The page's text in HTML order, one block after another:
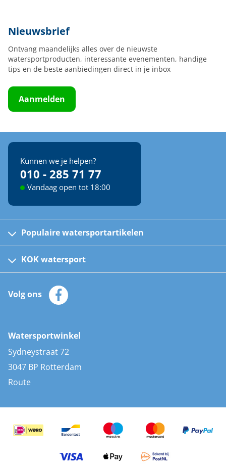
Nieuwsbrief
Ontvang maandelijks alles over de nieuwste
watersportproducten, interessante evenementen, handige
tips en de beste aanbiedingen direct in je inbox
Aanmelden
Kunnen we je helpen?
010 - 285 71 77
Vandaag open tot 18:00
Populaire watersportartikelen
Kinder reddingsvesten
Automatische reddingsvesten
Zeilkleding
Zonnepanelen
AIS transponders
Stootwillen en fenders
Bootkussens
Zwemtrappen
KOK watersport
Klantenservice
Merken
Volg ons
Watersportwinkel
Sydneystraat 72
3047 BP Rotterdam
Route